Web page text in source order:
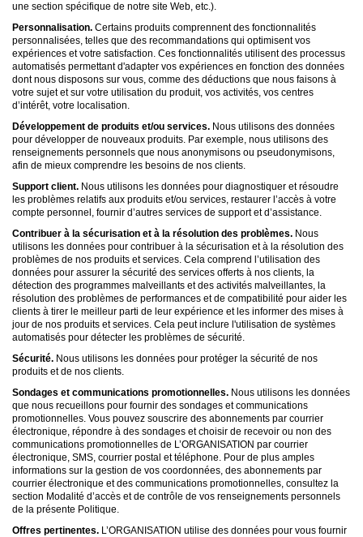
une section spécifique de notre site Web, etc.).
Personnalisation. Certains produits comprennent des fonctionnalités
personnalisées, telles que des recommandations qui optimisent vos
expériences et votre satisfaction. Ces fonctionnalités utilisent des processus
automatisés permettant d'adapter vos expériences en fonction des données
dont nous disposons sur vous, comme des déductions que nous faisons à
votre sujet et sur votre utilisation du produit, vos activités, vos centres
d’intérêt, votre localisation.
Développement de produits et/ou services. Nous utilisons des données
pour développer de nouveaux produits. Par exemple, nous utilisons des
renseignements personnels que nous anonymisons ou pseudonymisons,
afin de mieux comprendre les besoins de nos clients.
Support client. Nous utilisons les données pour diagnostiquer et résoudre
les problèmes relatifs aux produits et/ou services, restaurer l’accès à votre
compte personnel, fournir d’autres services de support et d’assistance.
Contribuer à la sécurisation et à la résolution des problèmes. Nous
utilisons les données pour contribuer à la sécurisation et à la résolution des
problèmes de nos produits et services. Cela comprend l’utilisation des
données pour assurer la sécurité des services offerts à nos clients, la
détection des programmes malveillants et des activités malveillantes, la
résolution des problèmes de performances et de compatibilité pour aider les
clients à tirer le meilleur parti de leur expérience et les informer des mises à
jour de nos produits et services. Cela peut inclure l'utilisation de systèmes
automatisés pour détecter les problèmes de sécurité.
Sécurité. Nous utilisons les données pour protéger la sécurité de nos
produits et de nos clients.
Sondages et communications promotionnelles. Nous utilisons les données
que nous recueillons pour fournir des sondages et communications
promotionnelles. Vous pouvez souscrire des abonnements par courrier
électronique, répondre à des sondages et choisir de recevoir ou non des
communications promotionnelles de L’ORGANISATION par courrier
électronique, SMS, courrier postal et téléphone. Pour de plus amples
informations sur la gestion de vos coordonnées, des abonnements par
courrier électronique et des communications promotionnelles, consultez la
section Modalité d’accès et de contrôle de vos renseignements personnels
de la présente Politique.
Offres pertinentes. L’ORGANISATION utilise des données pour vous fournir